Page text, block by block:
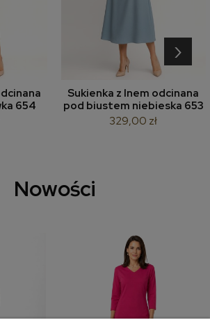
654
Sukienka z lnem odcinana
pod biustem niebieska 653
329,00 zł
›
Nowości